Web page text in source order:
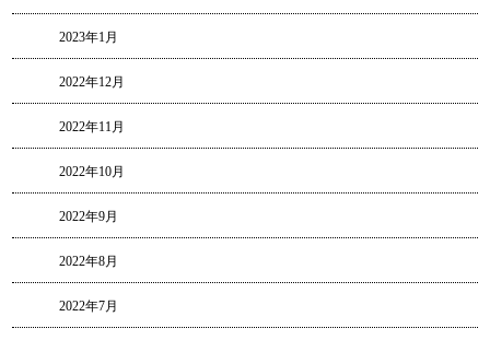
2023年1月
2022年12月
2022年11月
2022年10月
2022年9月
2022年8月
2022年7月